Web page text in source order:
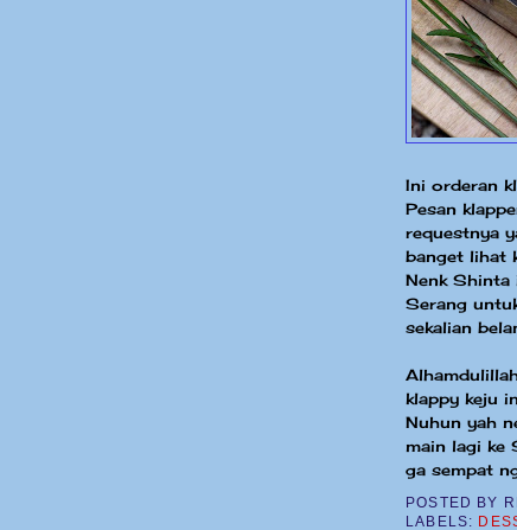
Ini orderan
Pesan
requestnya
banget lihat
Nenk Shinta
Serang
sekalian
klappy keju
Nuhun yah
main lagi ke
ga sempat
POSTED BY
LABELS: